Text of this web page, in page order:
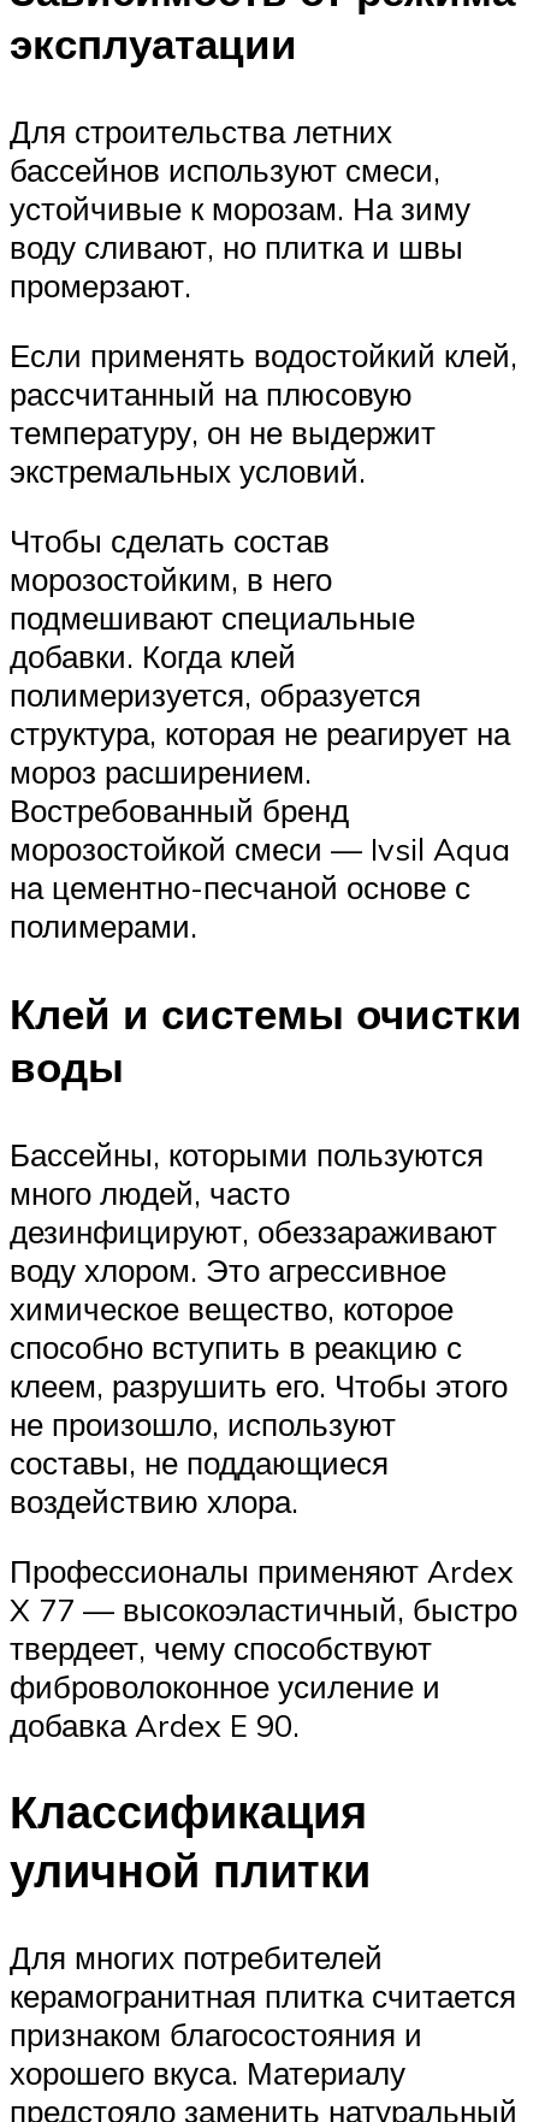
эксплуатации
Для строительства летних
бассейнов используют смеси,
устойчивые к морозам. На зиму
воду сливают, но плитка и швы
промерзают.
Если применять водостойкий клей,
рассчитанный на плюсовую
температуру, он не выдержит
экстремальных условий.
Чтобы сделать состав
морозостойким, в него
подмешивают специальные
добавки. Когда клей
полимеризуется, образуется
структура, которая не реагирует на
мороз расширением.
Востребованный бренд
морозостойкой смеси — Ivsil Aqua
на цементно-песчаной основе с
полимерами.
Клей и системы очистки
воды
Бассейны, которыми пользуются
много людей, часто
дезинфицируют, обеззараживают
воду хлором. Это агрессивное
химическое вещество, которое
способно вступить в реакцию с
клеем, разрушить его. Чтобы этого
не произошло, используют
составы, не поддающиеся
воздействию хлора.
Профессионалы применяют Ardex
X 77 — высокоэластичный, быстро
твердеет, чему способствуют
фиброволоконное усиление и
добавка Ardex E 90.
Классификация
уличной плитки
Для многих потребителей
керамогранитная плитка считается
признаком благосостояния и
хорошего вкуса. Материалу
предстояло заменить натуральный